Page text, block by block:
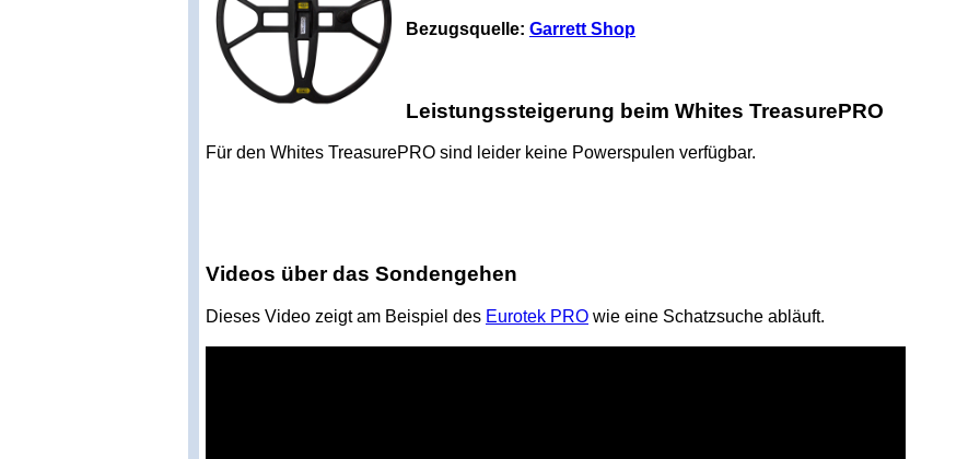
Bezugsquelle: Garrett Shop
Leistungssteigerung beim Whites TreasurePRO
Für den Whites TreasurePRO sind leider keine Powerspulen verfügbar.
Videos über das Sondengehen
Dieses Video zeigt am Beispiel des Eurotek PRO wie eine Schatzsuche abläuft.